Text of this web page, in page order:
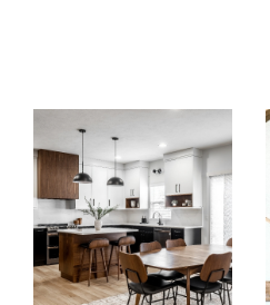
recherche de votre
d'une résidence
investissement locatif,
charge votre demande et
trouver le bien idéal en
critères.